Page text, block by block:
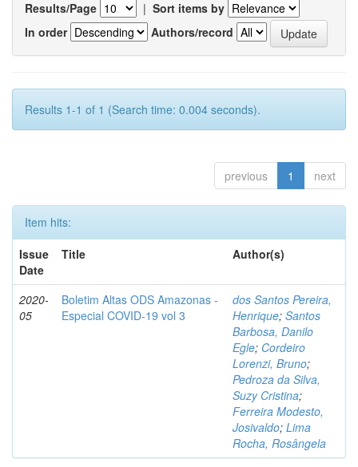
Results/Page | Sort items by
In order
Authors/record
Results 1-1 of 1 (Search time: 0.004 seconds).
previous 1 next
Item hits:
Issue
Date
Title Author(s)
2020-
05
Boletim Altas ODS Amazonas -
Especial COVID-19 vol 3
dos Santos Pereira,
Henrique; Santos
Barbosa, Danilo
Egle; Cordeiro
Lorenzi, Bruno;
Pedroza da Silva,
Suzy Cristina;
Ferreira Modesto,
Josivaldo; Lima
Rocha, Rosângela